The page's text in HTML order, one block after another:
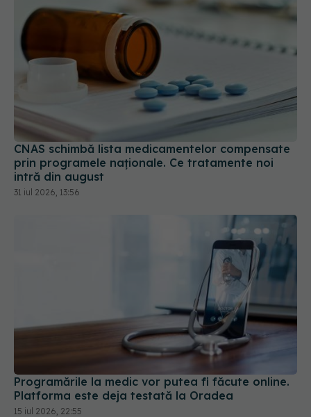
CNAS schimbă lista medicamentelor compensate
prin programele naționale. Ce tratamente noi
intră din august
31 iul 2026, 13:56
Programările la medic vor putea fi făcute online.
Platforma este deja testată la Oradea
15 iul 2026, 22:55